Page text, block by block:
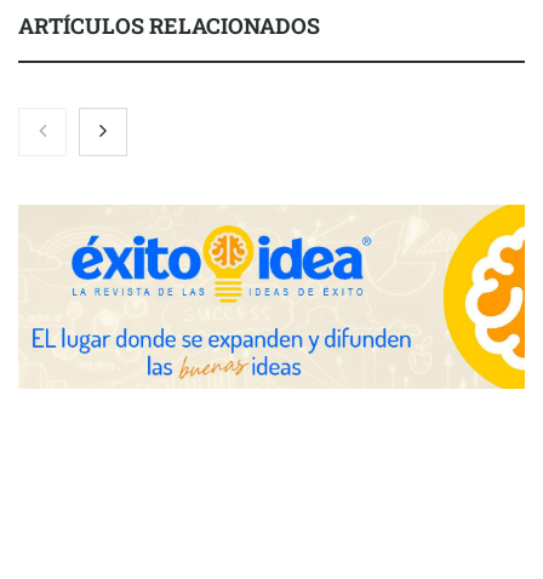
ARTÍCULOS RELACIONADOS
Nicols presenta seis modelos de anillos de compromiso para el
eclipse solar del 12 de agosto
avanzadas para trading estratégico
COMPALISS de LYSOTRIC: cuando un solo producto multiplica
las posibilidades del salón profesional